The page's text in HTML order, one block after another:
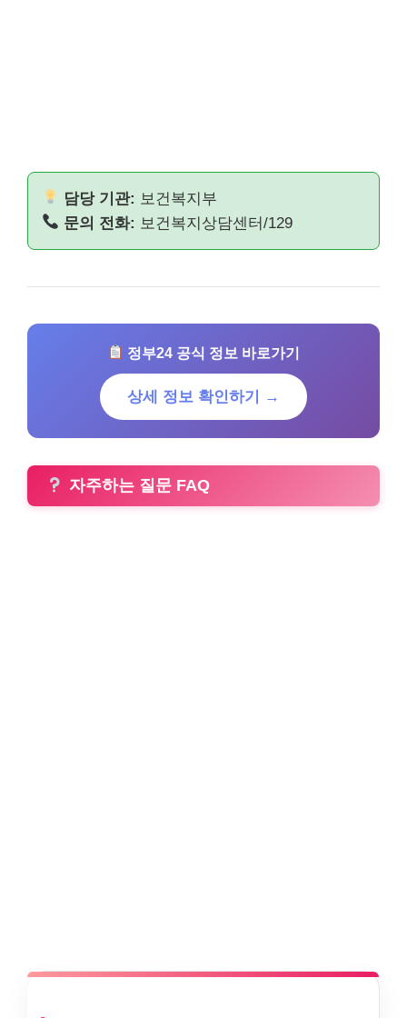
담당 기관: 보건복지부
문의 전화: 보건복지상담센터/129
정부24 공식 정보 바로가기
상세 정보 확인하기 →
자주하는 질문 FAQ